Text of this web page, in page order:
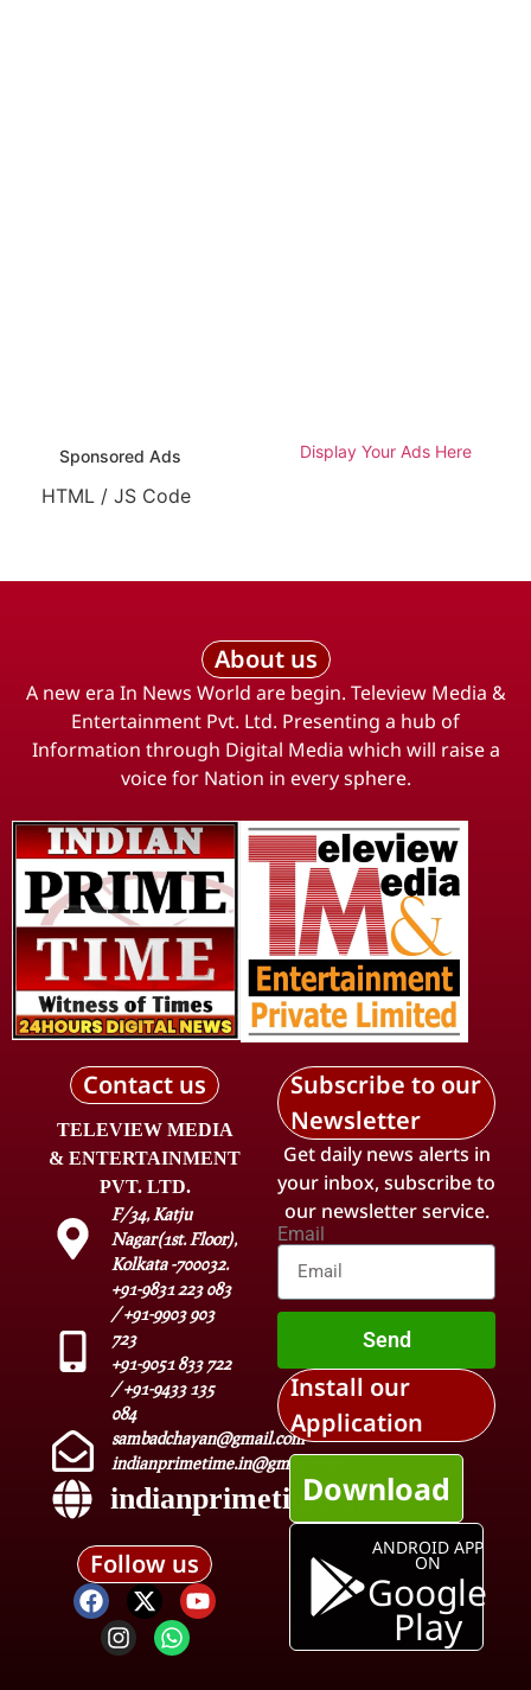
Sponsored Ads Display Your Ads Here
HTML / JS Code
About us
A new era In News World are begin. Teleview Media &
Entertainment Pvt. Ltd. Presenting a hub of
Information through Digital Media which will raise a
voice for Nation in every sphere.
Contact us
TELEVIEW MEDIA
& ENTERTAINMENT
PVT. LTD.
F/34, Katju
Nagar(1st. Floor),
Kolkata -700032.
+91-9831 223 083
/ +91-9903 903
723
+91-9051 833 722
/ +91-9433 135
084
sambadchayan@gmail.com
indianprimetime.in@gmail.com
indianprimetime.in
Follow us
Subscribe to our
Newsletter
Get daily news alerts in
your inbox, subscribe to
our newsletter service.
Email
Send
Install our
Application
Download
ANDROID APP
ON
Google
Play